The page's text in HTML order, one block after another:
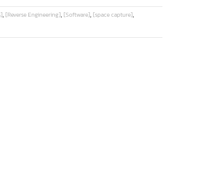
,[Reverse Engineering],[Software],[space capture],